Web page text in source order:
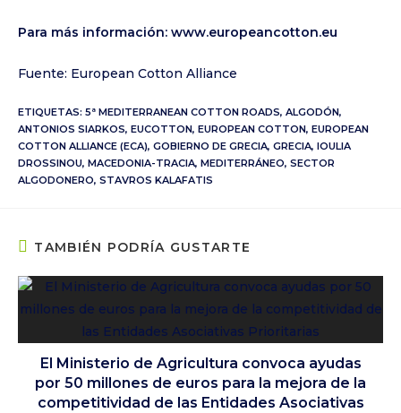
Para más información: www.europeancotton.eu
Fuente: European Cotton Alliance
ETIQUETAS: 5ª MEDITERRANEAN COTTON ROADS, ALGODÓN,
ANTONIOS SIARKOS, EUCOTTON, EUROPEAN COTTON, EUROPEAN
COTTON ALLIANCE (ECA), GOBIERNO DE GRECIA, GRECIA, IOULIA
DROSSINOU, MACEDONIA-TRACIA, MEDITERRÁNEO, SECTOR
ALGODONERO, STAVROS KALAFATIS
TAMBIÉN PODRÍA GUSTARTE
El Ministerio de Agricultura convoca ayudas
por 50 millones de euros para la mejora de la
competitividad de las Entidades Asociativas